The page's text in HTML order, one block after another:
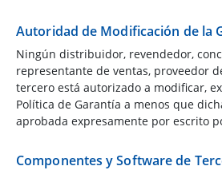
Autoridad de Modificación de la
Ningún distribuidor, revendedor,
representante de ventas, proveedor
tercero está autorizado a modificar,
Política de Garantía a menos que
aprobada expresamente por escrito
Componentes y Software de